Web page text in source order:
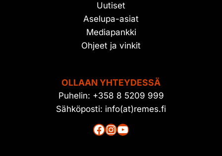
Uutiset
Aselupa-asiat
Mediapankki
Ohjeet ja vinkit
OLLAAN YHTEYDESSÄ
Puhelin: +358 8 5209 999
Sähköposti: info(at)remes.fi
Facebook
Instagram
YouTube